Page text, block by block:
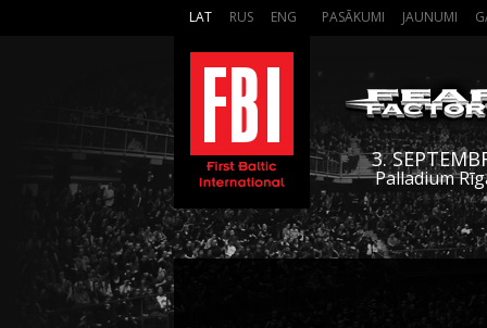
LAT RUS ENG PASĀKUMI JAUNUMI
3.
Palladium